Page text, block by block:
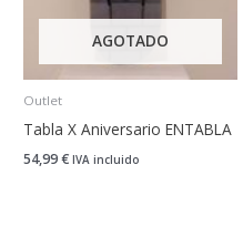
AGOTADO
Outlet
Tabla X Aniversario ENTABLA
54,99€ IVA incluido